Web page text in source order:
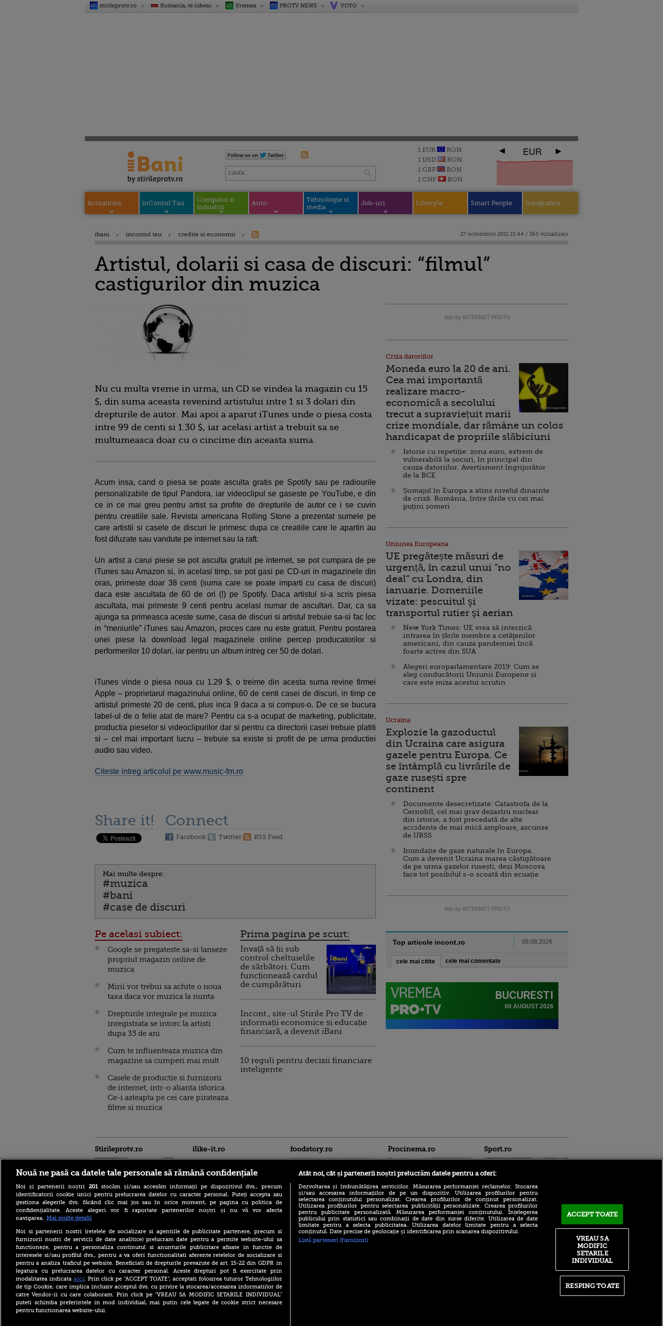
stirileprotv.ro Romania, te iubesc Vremea PROTV NEWS VOYO
1 EUR
RON
1 USD
RON
1 GBP
RON
1 CHF
RON
EUR
Actualitate inContul Tau
Companii si
industrii
Auto
Tehnologie si
media
Job-uri Lifestyle Smart People Infografice
ibani incontul tau credite si economii 27 octombrie 2011 15:44 / 365 vizualizari
Artistul, dolarii si casa de discuri: “filmul”
castigurilor din muzica
Nu cu multa vreme in urma, un CD se vindea la magazin cu 15
$, din suma aceasta revenind artistului intre 1 si 3 dolari din
drepturile de autor. Mai apoi a aparut iTunes unde o piesa costa
intre 99 de centi si 1.30 $, iar acelasi artist a trebuit sa se
multumeasca doar cu o cincime din aceasta suma.
Acum insa, cand o piesa se poate asculta gratis pe Spotify sau pe radiourile
personalizabile de tipul Pandora, iar videoclipul se gaseste pe YouTube, e din
ce in ce mai greu pentru artist sa profite de drepturile de autor ce i se cuvin
pentru creatiile sale. Revista americana Rolling Stone a prezentat sumele pe
care artistii si casele de discuri le primesc dupa ce creatiile care le apartin au
fost difuzate sau vandute pe internet sau la raft.
Un artist a carui piese se pot asculta gratuit pe internet, se pot cumpara de pe
iTunes sau Amazon si, in acelasi timp, se pot gasi pe CD-uri in magazinele din
oras, primeste doar 38 centi (suma care se poate imparti cu casa de discuri)
daca este ascultata de 60 de ori (!) pe Spotify. Daca artistul si-a scris piesa
ascultata, mai primeste 9 centi pentru acelasi numar de ascultari. Dar, ca sa
ajunga sa primeasca aceste sume, casa de discuri si artistul trebuie sa-si fac loc
in “meniurile” iTunes sau Amazon, proces care nu este gratuit. Pentru postarea
unei piese la download legal magazinele online percep producatorilor si
performerilor 10 dolari, iar pentru un album intreg cer 50 de dolari.
iTunes vinde o piesa noua cu 1.29 $, o treime din acesta suma revine firmei
Apple – proprietarul magazinului online, 60 de centi casei de discuri, in timp ce
artistul primeste 20 de centi, plus inca 9 daca a si compus-o. De ce se bucura
label-ul de o felie atat de mare? Pentru ca s-a ocupat de marketing, publicitate,
productia pieselor si videoclipurilor dar si pentru ca directorii casei trebuie platiti
si – cel mai important lucru – trebuie sa existe si profit de pe urma productiei
audio sau video.
Citeste intreg articolul pe www.music-fm.ro
Share it! Connect
Facebook Twitter RSS Feed
Mai multe despre:
#muzica
#bani
#case de discuri
Pe acelasi subiect:
Google se pregateste sa-si lanseze
propriul magazin online de
muzica
Mirii vor trebui sa achite o noua
taxa daca vor muzica la nunta
Drepturile integrale pe muzica
inregistrata se intorc la artisti
dupa 35 de ani
Cum te influenteaza muzica din
magazine sa cumperi mai mult
Casele de productie si furnizorii
de internet, intr-o alianta istorica.
Ce-i asteapta pe cei care pirateaza
filme si muzica
Prima pagina pe scurt:
Invață să ții sub
control cheltuielile
de sărbători. Cum
funcționează cardul
de cumpărături
Incont , site-ul Știrile Pro TV de
informații economice și educație
financiară, a devenit iBani
10 reguli pentru decizii financiare
inteligente
Ads by INTERNET PROTV
Criza datoriilor
Moneda euro la 20 de ani.
Cea mai importantă
realizare macro-
economică a secolului
trecut a supraviețuit marii
crize mondiale, dar rămâne un colos
handicapat de propriile slăbiciuni
Istorie cu repetiție: zona euro, extrem de
vulnerabilă la șocuri, în principal din
cauza datoriilor. Avertisment îngrijorător
de la BCE
Șomajul în Europa a atins nivelul dinainte
de criză. România, între țările cu cei mai
puțini șomeri
Uniunea Europeana
UE pregătește măsuri de
urgență, în cazul unui ”no
deal” cu Londra, din
ianuarie. Domeniile
vizate: pescuitul şi
transportul rutier şi aerian
New York Times: UE vrea să interzică
intrarea în țările membre a cetăţenilor
americani, din cauza pandemiei încă
foarte active din SUA
Alegeri europarlamentare 2019: Cum se
aleg conducătorii Uniunii Europene și
care este miza acestui scrutin
Ucraina
Explozie la gazoductul
din Ucraina care asigura
gazele pentru Europa. Ce
se întâmplă cu livrările de
gaze rusești spre
continent
Documente desecretizate: Catastrofa de la
Cernobîl, cel mai grav dezastru nuclear
din istorie, a fost precedată de alte
accidente de mai mică amploare, ascunse
de URSS
Inundație de gaze naturale în Europa.
Cum a devenit Ucraina marea câștigătoare
de pe urma gazelor rusești, deși Moscova
face tot posibilul s-o scoată din ecuație
Ads by INTERNET PROTV
Top articole incont.ro 08.08.2026
cele mai citite cele mai comentate
Stirileprotv.ro
„recomandat investiţiilor”,
cu perspectiva negativă.
Mesajul lui N. Dan
Descoperire senzațională
lângă Piramida Roșie: Un
sistem hidraulic de 4.500
ani ar conține secretul
construirii piramidelor
Reacția Rusiei după ce o
dronă explozivă a paralizat
aeroportul din Leipzig: „O
ilike-it.ro foodstory.ro
(P) Descoperă Lumea
Evenimentelor din România
cu Transilvania Events!
Procinema.ro
Nikolaj Coster-Waldau din
Urzeala Tronurilor și
Sport.ro
Adrian Mihalcea a
confirmat noul transfer la
UTA după remiza cu Rapid!
Anunțul făcut despre starea
Nouă ne pasă ca datele tale personale să rămână confidențiale
Noi și partenerii noștri 201stocăm și/sau accesăm informații pe dispozitivul dvs., precum
identificatorii cookie unici pentru prelucrarea datelor cu caracter personal. Puteți accepta sau
gestiona alegerile dvs. făcând clic mai jos sau în orice moment, pe pagina cu politica de
confidențialitate. Aceste alegeri vor fi raportate partenerilor noștri și nu vă vor afecta
navigarea. Mai multe detalii
Noi si partenerii nostri (retelele de socializare si agentiile de publicitate partenere, precum si
furnizorii nostri de servicii de date analitice) prelucram date pentru a permite website-ului sa
functioneze, pentru a personaliza continutul si anunturile publicitare afisate in functie de
interesele si/sau profilul dvs., pentru a va oferi functionalitati aferente retelelor de socializare si
pentru a analiza traficul pe website. Beneficiati de drepturile prevazute de art. 15-22 din GDPR in
legatura cu prelucrarea datelor cu caracter personal. Aceste drepturi pot fi exercitate prin
modalitatea indicata aici. Prin click pe “ACCEPT TOATE”, acceptati folosirea tuturor Tehnologiilor
de tip Cookie, care implica inclusiv acceptul dvs. cu privire la stocarea/accesarea informatiilor de
catre Vendor-ii cu care colaboram. Prin click pe “VREAU SA MODIFIC SETARILE INDIVIDUAL”
puteti schimba preferintele in mod individual, mai putin cele legate de cookie strict necesare
pentru functionarea website-ului.
Atât noi, cât și partenerii noștri prelucrăm datele pentru a oferi:
Dezvoltarea și îmbunătățirea serviciilor. Măsurarea performanței reclamelor. Stocarea
și/sau accesarea informațiilor de pe un dispozitiv. Utilizarea profilurilor pentru
selectarea conținutului personalizat. Crearea profilurilor de conținut personalizat.
Utilizarea profilurilor pentru selectarea publicității personalizate. Crearea profilurilor
pentru publicitate personalizată. Măsurarea performanței conținutului. Înțelegerea
publicului prin statistici sau combinații de date din surse diferite. Utilizarea de date
limitate pentru a selecta publicitatea. Utilizarea datelor limitate pentru a selecta
conținutul. Date precise de geolocație și identificarea prin scanarea dispozitivului.
Listă parteneri (furnizori)
ACCEPT TOATE
RESPING TOATE
VREAU SA
MODIFIC
SETARILE
INDIVIDUAL